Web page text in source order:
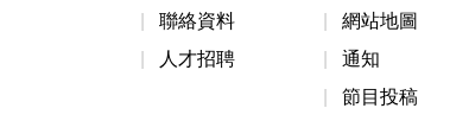
聯絡資料
人才招聘
網站地圖
通知
節目投稿